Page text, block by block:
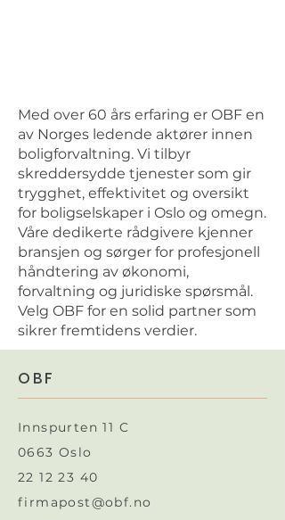
Med over 60 års erfaring er OBF en
av Norges ledende aktører innen
boligforvaltning. Vi tilbyr
skreddersydde tjenester som gir
trygghet, effektivitet og oversikt
for boligselskaper i Oslo og omegn.
Våre dedikerte rådgivere kjenner
bransjen og sørger for profesjonell
håndtering av økonomi,
forvaltning og juridiske spørsmål.
Velg OBF for en solid partner som
sikrer fremtidens verdier.
OBF
Innspurten 11 C
0663 Oslo
22 12 23 40
firmapost@obf.no